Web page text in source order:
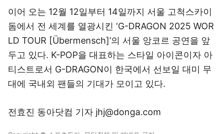
이어 오는 12월 12일부터 14일까지 서울 고척스카이
돔에서 전 세계를 열광시킨 ‘G-DRAGON 2025 WOR
LD TOUR [Übermensch]’의 서울 앙코르 공연을 앞
두고 있다. K-POP을 대표하는 스타일 아이콘이자 아
티스트로서 G-DRAGON이 한국에서 선보일 대미 무
대에 국내외 팬들의 기대가 모이고 있다.
전효진 동아닷컴 기자 jhj@donga.com